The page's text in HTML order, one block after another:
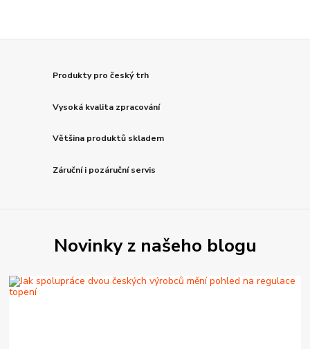
Produkty pro český trh
Vysoká kvalita zpracování
Většina produktů skladem
Záruční i pozáruční servis
Novinky z našeho blogu